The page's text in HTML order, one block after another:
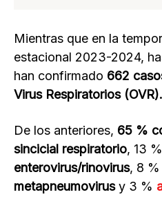
Mientras que en la
estacional 2023-2024,
han confirmado 662
Virus Respiratorios (OVR).
De los anteriores, 65 %
sincicial respiratorio, 13
enterovirus/rinovirus, 8 %
metapneumovirusy 3 %